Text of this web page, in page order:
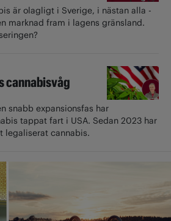
är olagligt i ­Sverige, i nästan alla
marknad fram i lagens gränsland.
cannabisvåg
snabb expansionsfas har
tappat fart i USA. Sedan 2023 har
­legaliserat cannabis.